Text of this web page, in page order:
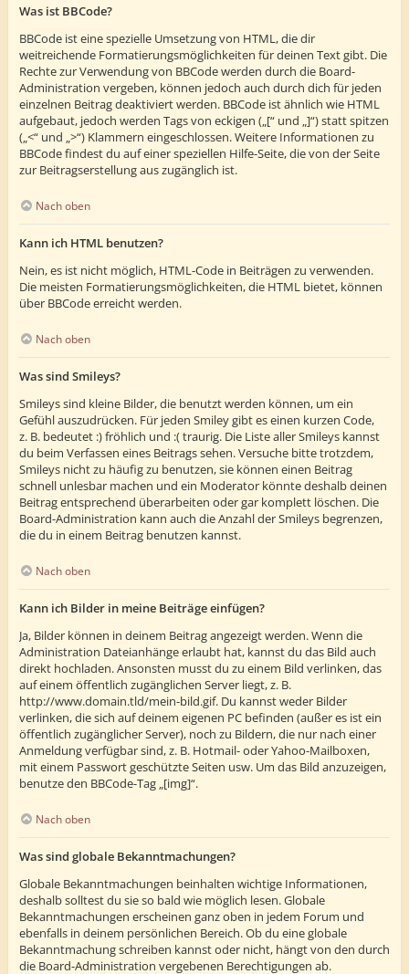
Was ist BBCode?
BBCode ist eine spezielle Umsetzung von HTML, die dir
weitreichende Formatierungsmöglichkeiten für deinen Text gibt. Die
Rechte zur Verwendung von BBCode werden durch die Board-
Administration vergeben, können jedoch auch durch dich für jeden
einzelnen Beitrag deaktiviert werden. BBCode ist ähnlich wie HTML
aufgebaut, jedoch werden Tags von eckigen („[“ und „]“) statt spitzen
(„<“ und „>“) Klammern eingeschlossen. Weitere Informationen zu
BBCode findest du auf einer speziellen Hilfe-Seite, die von der Seite
zur Beitragserstellung aus zugänglich ist.
Nach oben
Kann ich HTML benutzen?
Nein, es ist nicht möglich, HTML-Code in Beiträgen zu verwenden.
Die meisten Formatierungsmöglichkeiten, die HTML bietet, können
über BBCode erreicht werden.
Nach oben
Was sind Smileys?
Smileys sind kleine Bilder, die benutzt werden können, um ein
Gefühl auszudrücken. Für jeden Smiley gibt es einen kurzen Code,
z. B. bedeutet :) fröhlich und :( traurig. Die Liste aller Smileys kannst
du beim Verfassen eines Beitrags sehen. Versuche bitte trotzdem,
Smileys nicht zu häufig zu benutzen, sie können einen Beitrag
schnell unlesbar machen und ein Moderator könnte deshalb deinen
Beitrag entsprechend überarbeiten oder gar komplett löschen. Die
Board-Administration kann auch die Anzahl der Smileys begrenzen,
die du in einem Beitrag benutzen kannst.
Nach oben
Kann ich Bilder in meine Beiträge einfügen?
Ja, Bilder können in deinem Beitrag angezeigt werden. Wenn die
Administration Dateianhänge erlaubt hat, kannst du das Bild auch
direkt hochladen. Ansonsten musst du zu einem Bild verlinken, das
auf einem öffentlich zugänglichen Server liegt, z. B.
http://www.domain.tld/mein-bild.gif. Du kannst weder Bilder
verlinken, die sich auf deinem eigenen PC befinden (außer es ist ein
öffentlich zugänglicher Server), noch zu Bildern, die nur nach einer
Anmeldung verfügbar sind, z. B. Hotmail- oder Yahoo-Mailboxen,
mit einem Passwort geschützte Seiten usw. Um das Bild anzuzeigen,
benutze den BBCode-Tag „[img]“.
Nach oben
Was sind globale Bekanntmachungen?
Globale Bekanntmachungen beinhalten wichtige Informationen,
deshalb solltest du sie so bald wie möglich lesen. Globale
Bekanntmachungen erscheinen ganz oben in jedem Forum und
ebenfalls in deinem persönlichen Bereich. Ob du eine globale
Bekanntmachung schreiben kannst oder nicht, hängt von den durch
die Board-Administration vergebenen Berechtigungen ab.